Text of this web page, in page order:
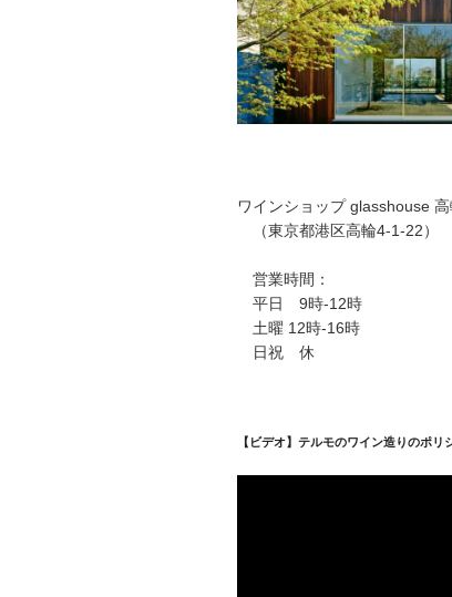
ワインショップ glasshouse 高
（東京都港区高輪4-1-22）
営業時間：
平日 9時-12時
土曜 12時-16時
日祝 休
【ビデオ】テルモのワイン造りのポリ